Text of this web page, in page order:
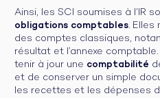
Ainsi, les SCI soumises à l’IR
obligations comptables. Elles
des comptes classiques,
résultat et l’annexe
tenir à jour une comptabilité
et de conserver un simple
les recettes et les dépenses